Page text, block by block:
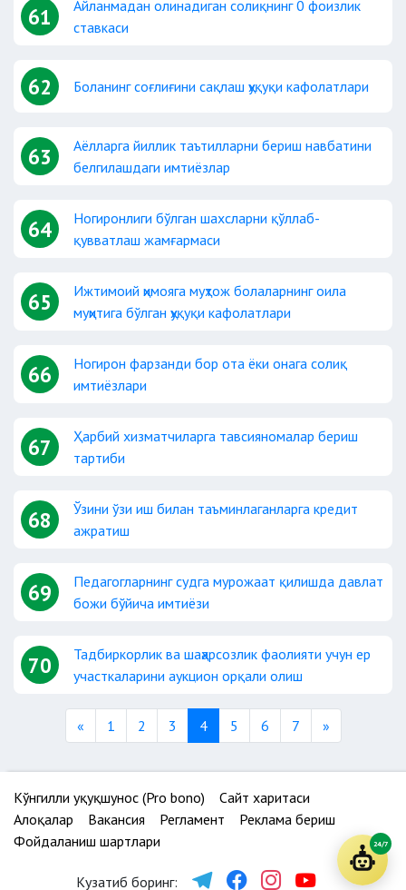
61
Айланмадан олинадиган солиқнинг 0 фоизлик
ставкаси
62 Боланинг соғлиғини сақлаш ҳуқуқи кафолатлари
63
Аёлларга йиллик таътилларни бериш навбатини
белгилашдаги имтиёзлар
64
Ногиронлиги бўлган шахсларни қўллаб-
қувватлаш жамғармаси
65
Ижтимоий ҳимояга муҳтож болаларнинг оила
муҳитига бўлган ҳуқуқи кафолатлари
66
Ногирон фарзанди бор ота ёки онага солиқ
имтиёзлари
67
Ҳарбий хизматчиларга тавсияномалар бериш
тартиби
68
Ўзини ўзи иш билан таъминлаганларга кредит
ажратиш
69
Педагогларнинг судга мурожаат қилишда давлат
божи бўйича имтиёзи
70
Тадбиркорлик ва шаҳарсозлик фаолияти учун ер
участкаларини аукцион орқали олиш
«Previous
1 2 3 4 5 6 7 »Next
Кўнгилли ҳуқуқшунос (Pro bono)
Сайт харитаси
Алоқалар
Вакансия Регламент
Реклама бериш
Фойдаланиш шартлари
Кузатиб боринг:
24/7